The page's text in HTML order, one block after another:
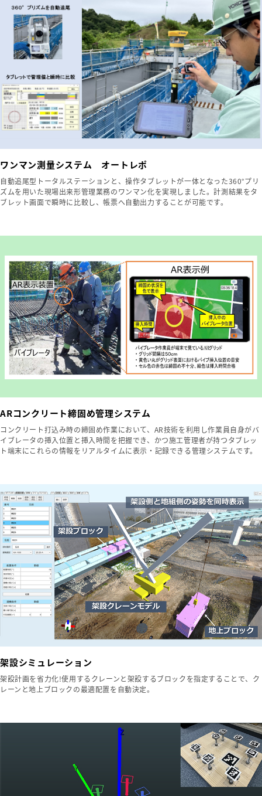
ワンマン測量システム オートレポ
自動追尾型トータルステーションと、操作タブレットが一体となった360°プリ
ズムを用いた現場出来形管理業務のワンマン化を実現しました。計測結果をタ
ブレット画面で瞬時に比較し、帳票へ自動出力することが可能です。
ARコンクリート締固め管理システム
コンクリート打込み時の締固め作業において、AR技術を利用し作業員自身がバ
イブレータの挿入位置と挿入時間を把握でき、かつ施工管理者が持つタブレッ
ト端末にこれらの情報をリアルタイムに表示・記録できる管理システムです。
架設シミュレーション
架設計画を省力化!使用するクレーンと架設するブロックを指定することで、ク
レーンと地上ブロックの最適配置を自動決定。